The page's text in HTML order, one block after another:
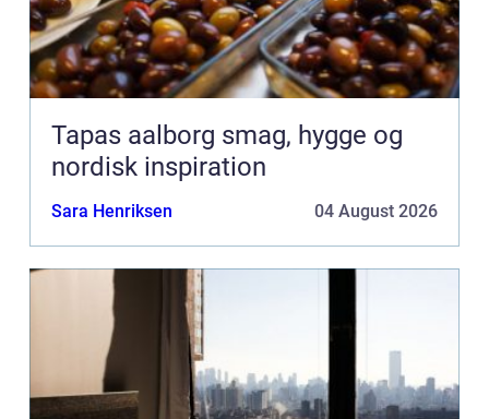
Tapas aalborg smag, hygge og
nordisk inspiration
Sara Henriksen 04 August 2026